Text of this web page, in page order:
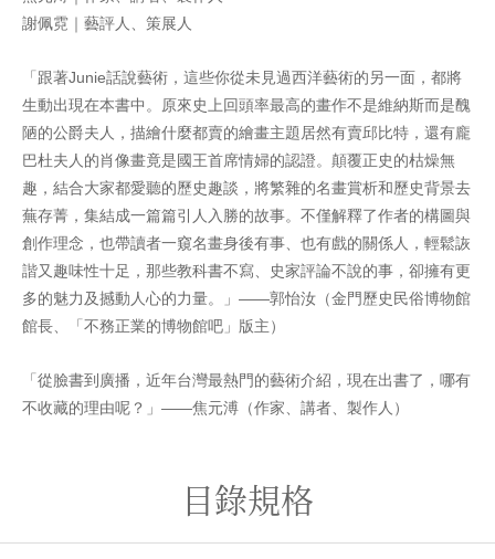
謝佩霓｜藝評人、策展人
「跟著Junie話說藝術，這些你從未見過西洋藝術的另一面，都將
生動出現在本書中。原來史上回頭率最高的畫作不是維納斯而是醜
陋的公爵夫人，描繪什麼都賣的繪畫主題居然有賣邱比特，還有龐
巴杜夫人的肖像畫竟是國王首席情婦的認證。顛覆正史的枯燥無
趣，結合大家都愛聽的歷史趣談，將繁雜的名畫賞析和歷史背景去
蕪存菁，集結成一篇篇引人入勝的故事。不僅解釋了作者的構圖與
創作理念，也帶讀者一窺名畫身後有事、也有戲的關係人，輕鬆詼
諧又趣味性十足，那些教科書不寫、史家評論不說的事，卻擁有更
多的魅力及撼動人心的力量。」——郭怡汝（金門歷史民俗博物館
館長、「不務正業的博物館吧」版主）
「從臉書到廣播，近年台灣最熱門的藝術介紹，現在出書了，哪有
不收藏的理由呢？」——焦元溥（作家、講者、製作人）
目錄規格